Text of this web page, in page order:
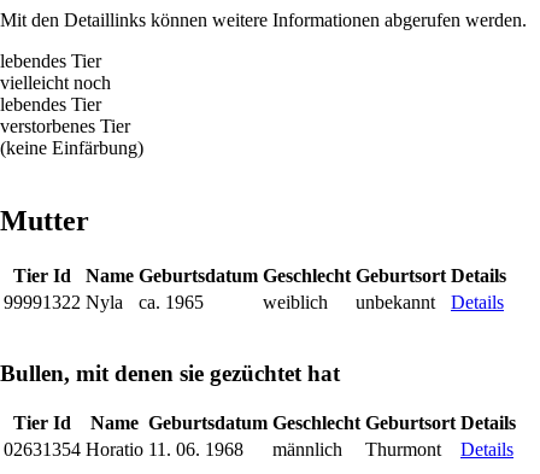
Mit den Detaillinks können weitere Informationen abgerufen werden.
lebendes Tier
vielleicht noch
lebendes Tier
verstorbenes Tier
(keine Einfärbung)
Mutter
Tier Id Name Geburtsdatum Geschlecht Geburtsort Details
99991322 Nyla ca. 1965 weiblich unbekannt Details
Bullen, mit denen sie gezüchtet hat
Tier Id Name Geburtsdatum Geschlecht Geburtsort Details
02631354 Horatio 11. 06. 1968 männlich Thurmont Details